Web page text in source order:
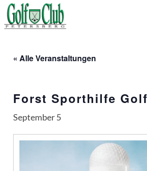
Skip
to
« Alle Veranstaltungen
Forst Sporthilfe
September 5